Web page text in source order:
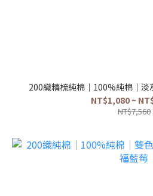
200織精梳純棉｜100%純棉｜淡
NT$1,080 ~
NT$7,560